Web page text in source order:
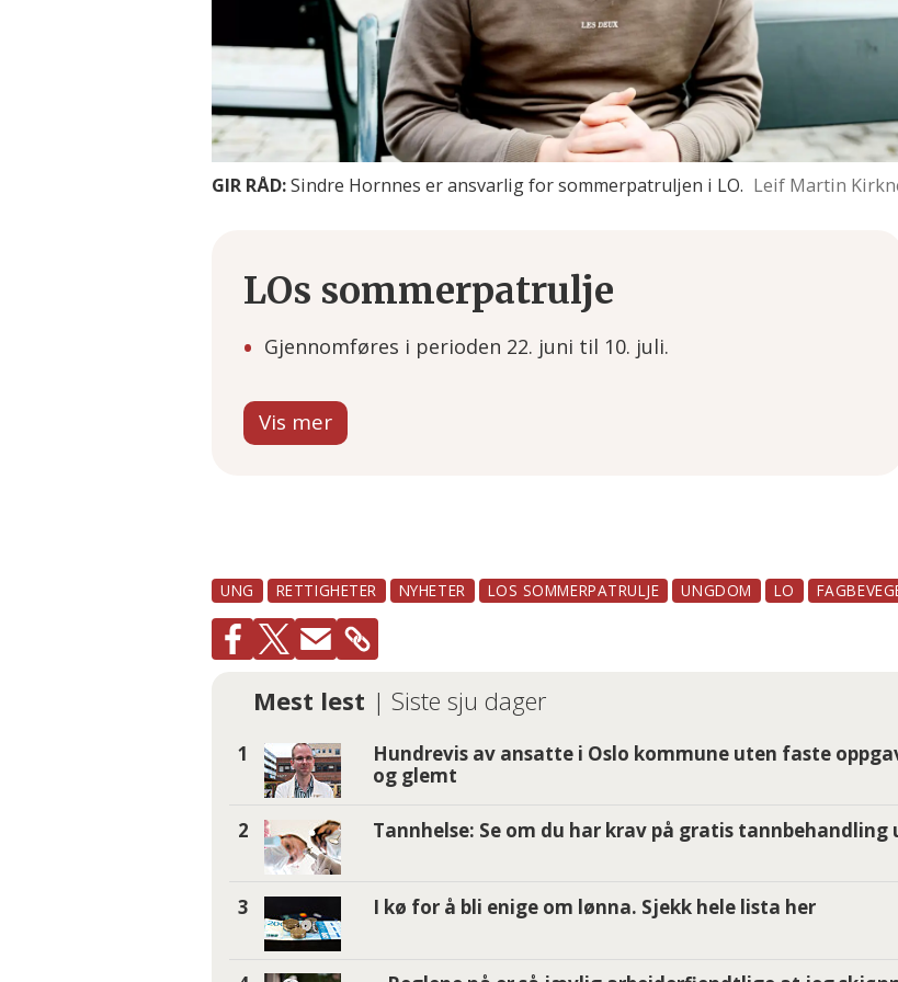
GIR RÅD:Sindre Hornnes er ansvarlig for sommerpatruljen i LO. Leif Martin
LOs sommerpatrulje
Gjennomføres i perioden 22. juni til 10. juli.
deltidsjobb.
666 eller ved å sende en e-post til sommerpatruljen@lo.no.
Telefonen er åpen fram til 14. august.
UNG RETTIGHETER NYHETER LOS SOMMERPATRULJE UNGDOM LO
Mest lest | Siste sju dager
Hundrevis av ansatte i Oslo kommune uten faste
og glemt
Tannhelse: Se om du har krav på gratis
I kø for å bli enige om lønna. Sjekk hele lista her